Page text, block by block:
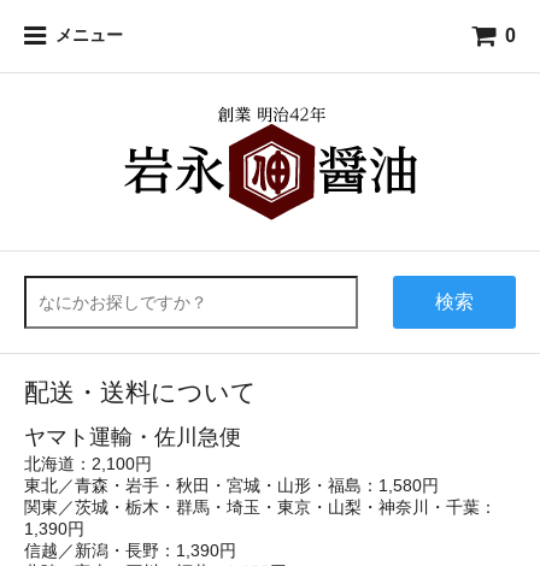
メニュー 0
検索
配送・送料について
ヤマト運輸・佐川急便
北海道：2,100円
東北／青森・岩手・秋田・宮城・山形・福島：1,580円
関東／茨城・栃木・群馬・埼玉・東京・山梨・神奈川・千葉：
1,390円
信越／新潟・長野：1,390円